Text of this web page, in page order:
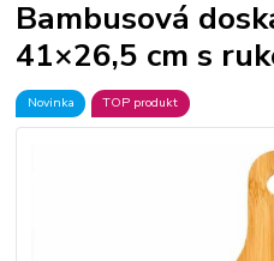
Bambusová
41×26,5 cm s
Novinka TOP produkt